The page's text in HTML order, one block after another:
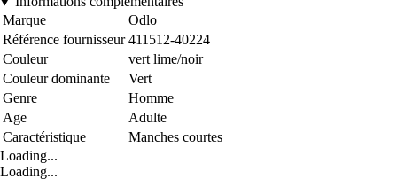
Marque
Odlo
Référence fournisseur 411512-40224
Couleur
vert lime/noir
Couleur dominante
Vert
Genre
Homme
Age
Adulte
Caractéristique
Manches courtes
Loading...
Loading...